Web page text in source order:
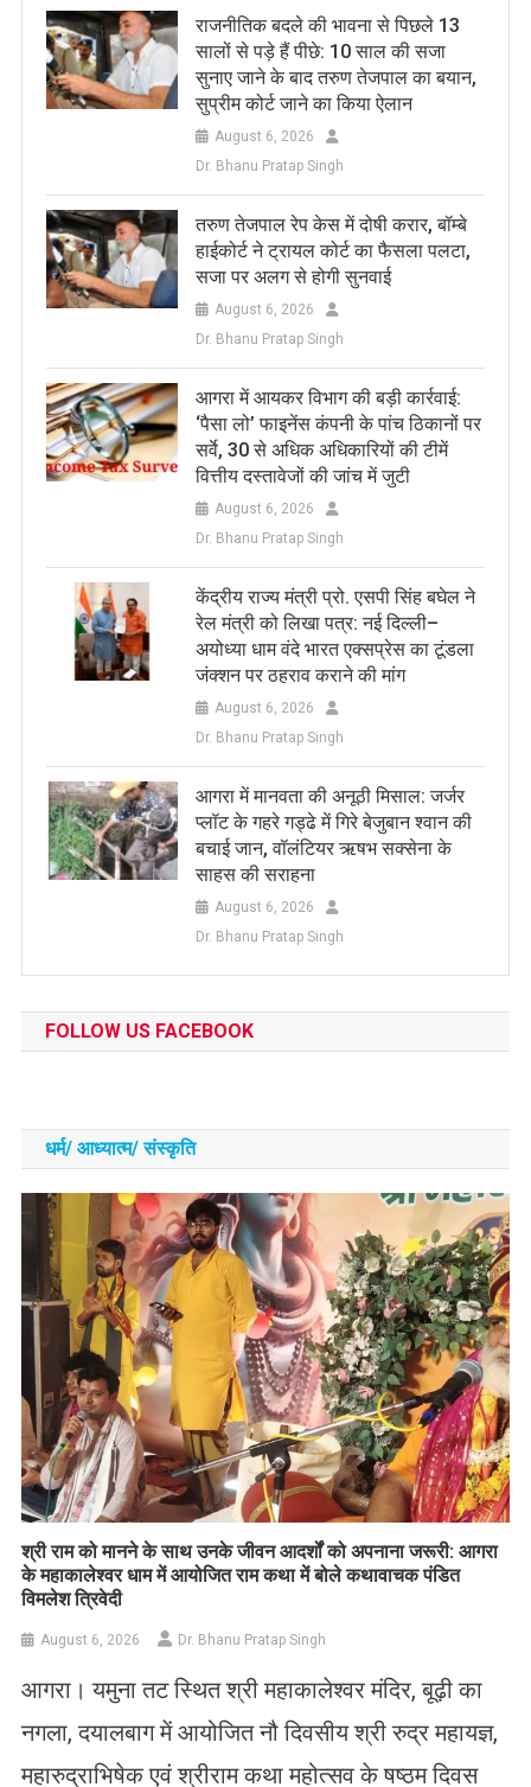
राजनीतिक बदले की भावना से पिछले 13
सालों से पड़े हैं पीछे: 10 साल की सजा
सुनाए जाने के बाद तरुण तेजपाल का बयान,
सुप्रीम कोर्ट जाने का किया ऐलान
August 6, 2026
Dr. Bhanu Pratap Singh
तरुण तेजपाल रेप केस में दोषी करार, बॉम्बे
हाईकोर्ट ने ट्रायल कोर्ट का फैसला पलटा,
सजा पर अलग से होगी सुनवाई
August 6, 2026
Dr. Bhanu Pratap Singh
आगरा में आयकर विभाग की बड़ी कार्रवाई:
‘पैसा लो’ फाइनेंस कंपनी के पांच ठिकानों पर
सर्वे, 30 से अधिक अधिकारियों की टीमें
वित्तीय दस्तावेजों की जांच में जुटी
August 6, 2026
Dr. Bhanu Pratap Singh
केंद्रीय राज्य मंत्री प्रो. एसपी सिंह बघेल ने
रेल मंत्री को लिखा पत्र: नई दिल्ली–
अयोध्या धाम वंदे भारत एक्सप्रेस का टूंडला
जंक्शन पर ठहराव कराने की मांग
August 6, 2026
Dr. Bhanu Pratap Singh
आगरा में मानवता की अनूठी मिसाल: जर्जर
प्लॉट के गहरे गड्ढे में गिरे बेजुबान श्वान की
बचाई जान, वॉलंटियर ऋषभ सक्सेना के
साहस की सराहना
August 6, 2026
Dr. Bhanu Pratap Singh
FOLLOW US FACEBOOK
धर्म/ आध्‍यात्‍म/ संस्‍कृति
​श्री राम को मानने के साथ उनके जीवन आदर्शों को अपनाना जरूरी: आगरा
के महाकालेश्वर धाम में आयोजित राम कथा में बोले कथावाचक पंडित
विमलेश त्रिवेदी
August 6, 2026 Dr. Bhanu Pratap Singh
आगरा। यमुना तट स्थित श्री महाकालेश्वर मंदिर, बूढ़ी का
नगला, दयालबाग में आयोजित नौ दिवसीय श्री रुद्र महायज्ञ,
महारुद्राभिषेक एवं श्रीराम कथा महोत्सव के षष्ठम दिवस